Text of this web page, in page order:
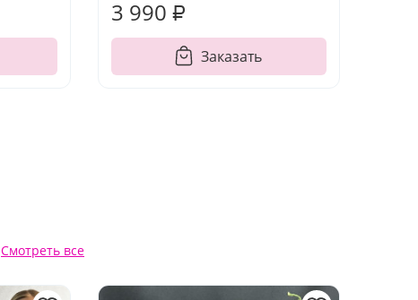
3 990 ₽
Заказать
Смотреть все